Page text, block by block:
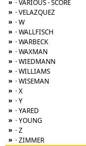
» · VARIOUS - SCORE
» · VELAZQUEZ
» · W
» · WALLFISCH
» · WARBECK
» · WAXMAN
» · WIEDMANN
» · WILLIAMS
» · WISEMAN
» · X
» · Y
» · YARED
» · YOUNG
» · Z
» · ZIMMER